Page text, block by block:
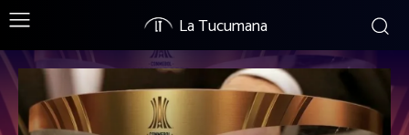
La Tucumana